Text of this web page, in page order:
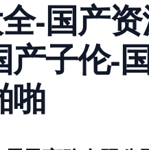
-国产
产子伦-
啪